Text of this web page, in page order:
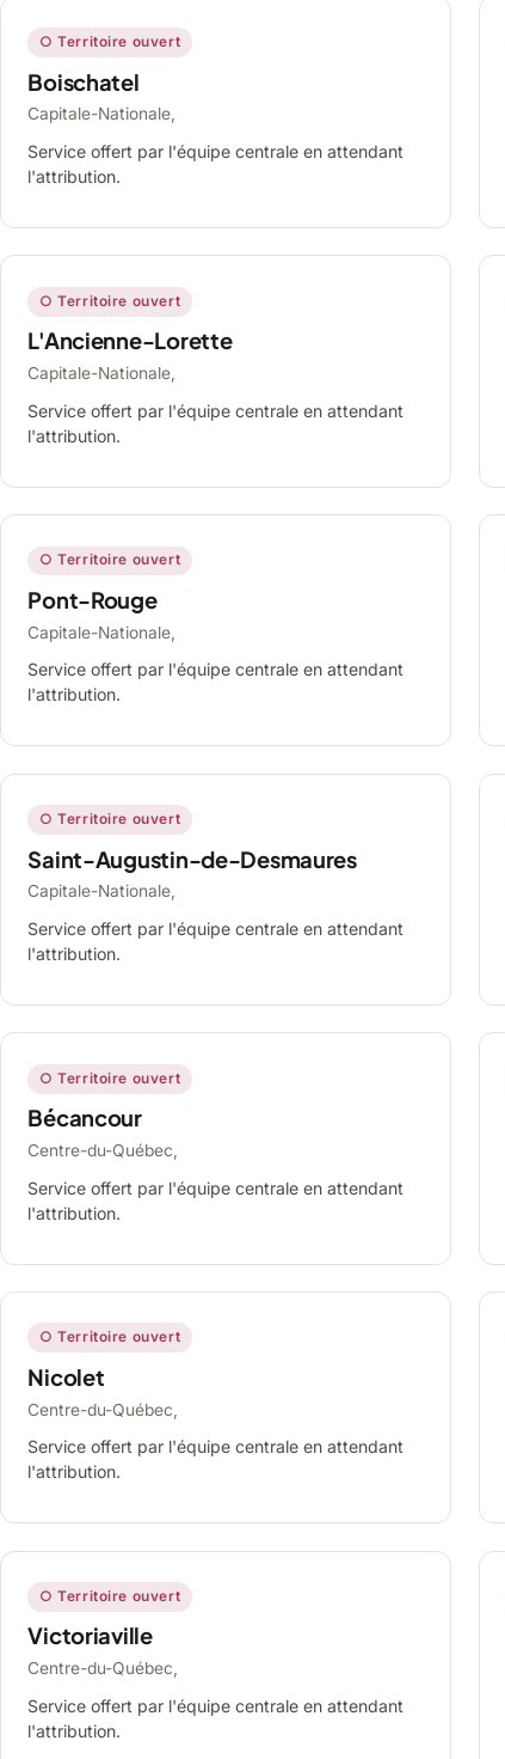
○ Territoire ouvert
Boischatel
Capitale-Nationale,
Service offert par l'équipe centrale en attendant
l'attribution.
○ Territoire ouvert
L'Ancienne-Lorette
Capitale-Nationale,
Service offert par l'équipe centrale en attendant
l'attribution.
○ Territoire ouvert
Pont-Rouge
Capitale-Nationale,
Service offert par l'équipe centrale en attendant
l'attribution.
○ Territoire ouvert
Saint-Augustin-de-Desmaures
Capitale-Nationale,
Service offert par l'équipe centrale en attendant
l'attribution.
○ Territoire ouvert
Bécancour
Centre-du-Québec,
Service offert par l'équipe centrale en attendant
l'attribution.
○ Territoire ouvert
Nicolet
Centre-du-Québec,
Service offert par l'équipe centrale en attendant
l'attribution.
○ Territoire ouvert
Victoriaville
Centre-du-Québec,
Service offert par l'équipe centrale en attendant
l'attribution.